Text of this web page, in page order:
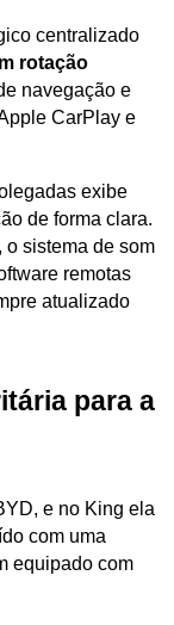
centralizado
rotação
navegação e
CarPlay e
exibe
de forma clara.
sistema de som
remotas
atualizado
para a
e no King ela
com uma
equipado com